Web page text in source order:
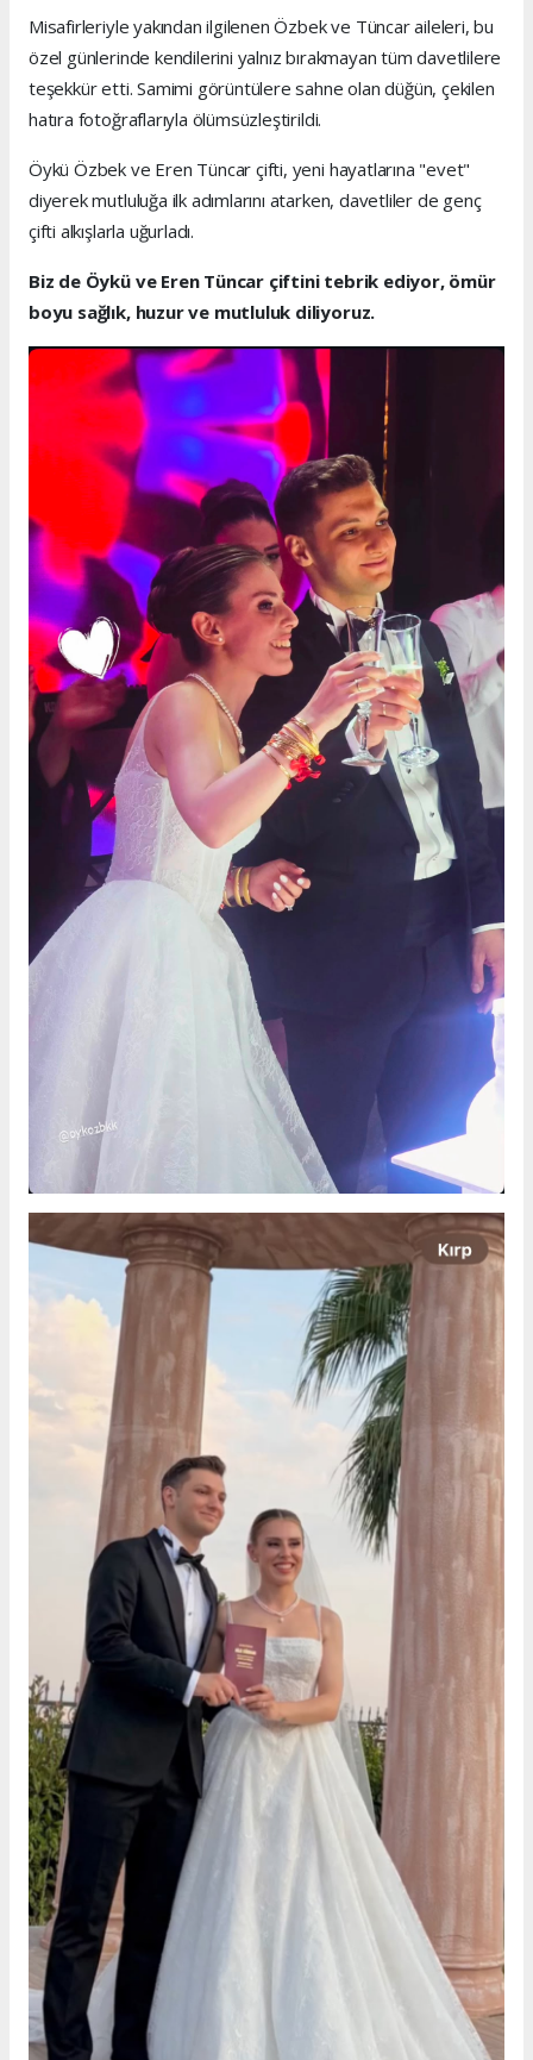
Misafirleriyle yakından ilgilenen Özbek ve Tüncar aileleri, bu
özel günlerinde kendilerini yalnız bırakmayan tüm davetlilere
teşekkür etti. Samimi görüntülere sahne olan düğün, çekilen
hatıra fotoğraflarıyla ölümsüzleştirildi.
Öykü Özbek ve Eren Tüncar çifti, yeni hayatlarına "evet"
diyerek mutluluğa ilk adımlarını atarken, davetliler de genç
çifti alkışlarla uğurladı.
Biz de Öykü ve Eren Tüncar çiftini tebrik ediyor, ömür
boyu sağlık, huzur ve mutluluk diliyoruz.